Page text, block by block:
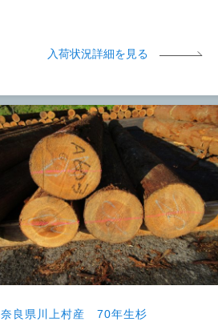
入荷状況詳細を見る
奈良県川上村産 70年生杉